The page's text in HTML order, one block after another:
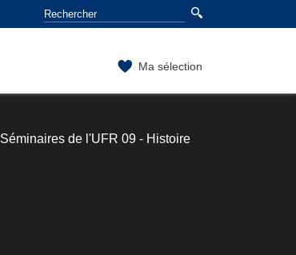
Ma sélection
Séminaires de l'UFR 09 - Histoire